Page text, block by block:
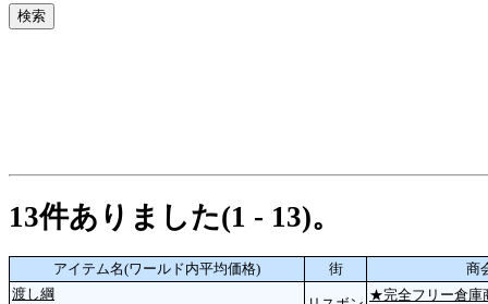
13件ありました(1 - 13)。
アイテム名(ワールド内平均価格) 街
商
渡し綱
★完全フリー倉